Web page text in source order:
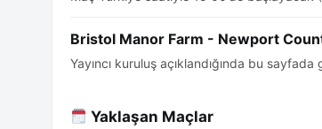
Bristol Manor Farm - Newport
Yayıncı kuruluş açıklandığında bu
Yaklaşan Maçlar